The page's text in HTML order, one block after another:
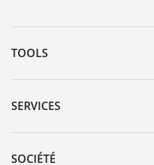
TOOLS
Téléchargements
Recherche par numéro de série
DTM Collection/PACTware
SERVICES
Retour d'appareil
Formations
SOCIÉTÉ